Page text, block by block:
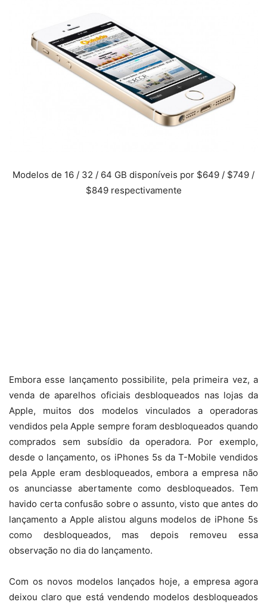
Modelos de 16 / 32 / 64 GB disponíveis por $649 / $749 /
$849 respectivamente
Embora esse lançamento possibilite, pela primeira vez, a
venda de aparelhos oficiais desbloqueados nas lojas da
Apple, muitos dos modelos vinculados a operadoras
vendidos pela Apple sempre foram desbloqueados quando
comprados sem subsídio da operadora. Por exemplo,
desde o lançamento, os iPhones 5s da T-Mobile vendidos
pela Apple eram desbloqueados, embora a empresa não
os anunciasse abertamente como desbloqueados. Tem
havido certa confusão sobre o assunto, visto que antes do
lançamento a Apple alistou alguns modelos de iPhone 5s
como desbloqueados, mas depois removeu essa
observação no dia do lançamento.
Com os novos modelos lançados hoje, a empresa agora
deixou claro que está vendendo modelos desbloqueados